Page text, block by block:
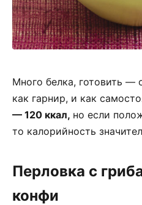
Много белка, готовить —
как гарнир, и как
— 120 ккал, но если
то калорийность
Перловка с
конфи